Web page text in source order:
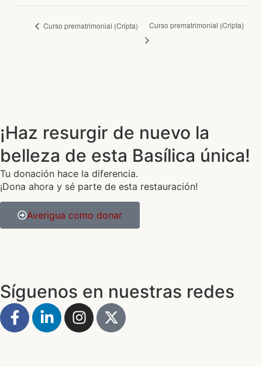
Curso prematrimonial (Cripta) Curso prematrimonial (Cripta)
¡Haz resurgir de nuevo la
belleza de esta Basílica única!
Tu donación hace la diferencia.
¡Dona ahora y sé parte de esta restauración!
Averigua como donar
Síguenos en nuestras redes